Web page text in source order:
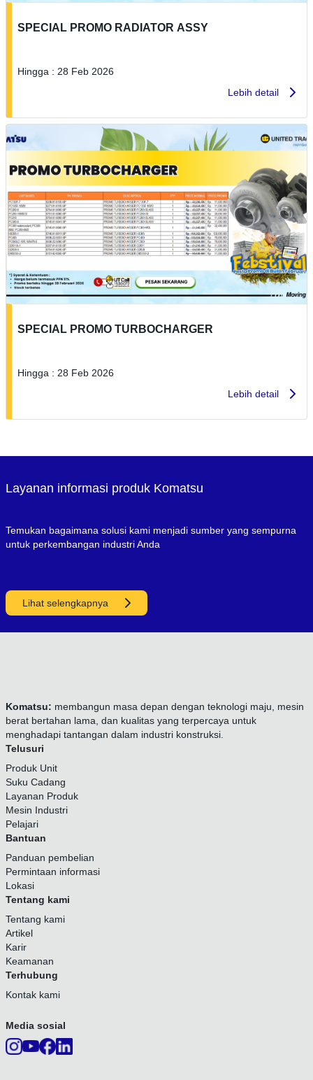
SPECIAL PROMO RADIATOR ASSY
Hingga : 28 Feb 2026
Lebih detail
SPECIAL PROMO TURBOCHARGER
Hingga : 28 Feb 2026
Lebih detail
Layanan informasi produk Komatsu
Temukan bagaimana solusi kami menjadi sumber yang sempurna
untuk perkembangan industri Anda
Lihat selengkapnya
Komatsu: membangun masa depan dengan teknologi maju, mesin
berat bertahan lama, dan kualitas yang terpercaya untuk
menghadapi tantangan dalam industri konstruksi.
Telusuri
Produk Unit
Suku Cadang
Layanan Produk
Mesin Industri
Pelajari
Bantuan
Panduan pembelian
Permintaan informasi
Lokasi
Tentang kami
Tentang kami
Artikel
Karir
Keamanan
Terhubung
Kontak kami
Media sosial